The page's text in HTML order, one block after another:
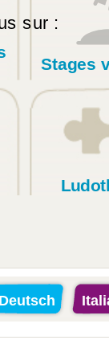
sur :
Stages
Deutsch